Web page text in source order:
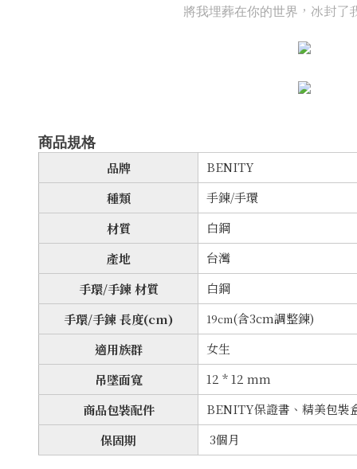
將我埋葬在你的世界 ， 冰封了
商品規格
品牌
BENITY
種類
手鍊/手環
材質
白鋼
產地
台灣
手環/手鍊 材質
白鋼
手環/手鍊 長度(cm)
19cm(含3cm調整鍊)
適用族群
女生
吊墜面寬
12 * 12 mm
商品包裝配件
BENITY保證書、精美包裝
保固期
3個月